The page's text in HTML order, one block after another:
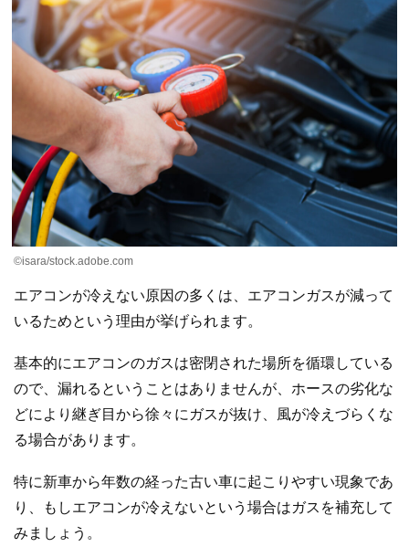
©isara/stock.adobe.com
エアコンが冷えない原因の多くは、エアコンガスが減って
いるためという理由が挙げられます。
基本的にエアコンのガスは密閉された場所を循環している
ので、漏れるということはありませんが、ホースの劣化な
どにより継ぎ目から徐々にガスが抜け、風が冷えづらくな
る場合があります。
特に新車から年数の経った古い車に起こりやすい現象であ
り、もしエアコンが冷えないという場合はガスを補充して
みましょう。